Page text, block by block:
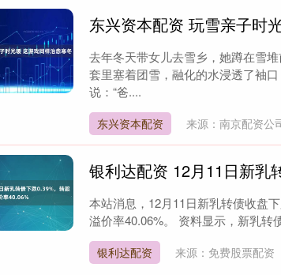
东兴资本配资 玩雪亲子时
去年冬天带女儿去雪乡，她蹲在雪
套里塞着团雪，融化的水浸透了袖
说：“爸....
东兴资本配资 来源：南京配资公
银利达配资 12月11日新乳
本站消息，12月11日新乳转债收盘
溢价率40.06%。 资料显示，新乳转
银利达配资 来源：免费股票配资